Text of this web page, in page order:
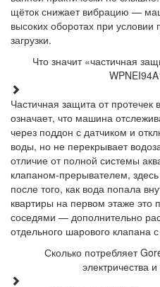
щёток снижает вибрацию —
высоких оборотах при условии
загрузки.
Что значит «частичная
Частичная защита от
означает, что машина
через поддон с датчиком и
воды, но не перекрывает
отличие от полной системы
клапаном-прерывателем,
после того, как вода попала
квартиры на первом этаже
соседями — дополнительно
отдельного шарового клапана
Сколько потребляет
электричества